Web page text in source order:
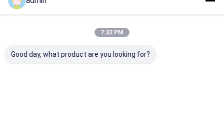
추천된 제품
7:32 PM
Good day, what product are you looking for?